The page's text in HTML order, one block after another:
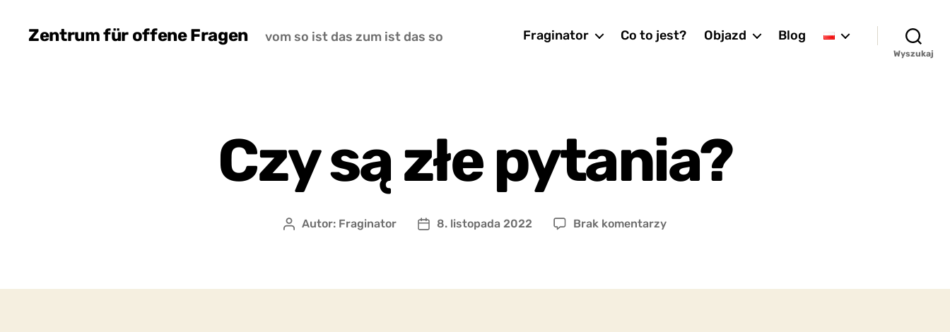
Zentrum für offene Fragen vom so ist das zum ist das so Fraginator Co to jest? Objazd Blog
Wyszukaj
Czy są złe pytania?
Autor
Autor: Fraginator
Data8. listopada 2022 Brak komentarzydo
pytania?